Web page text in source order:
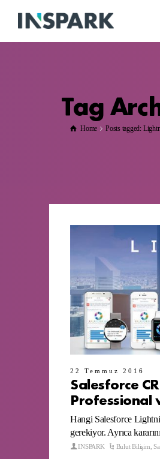
Tag
Home Posts tagged:
22 Temmuz 2016
Salesforce
Professional
Hangi Salesforce
gerekiyor. Ayrıca
INSPARK Bulut Bilişim ,